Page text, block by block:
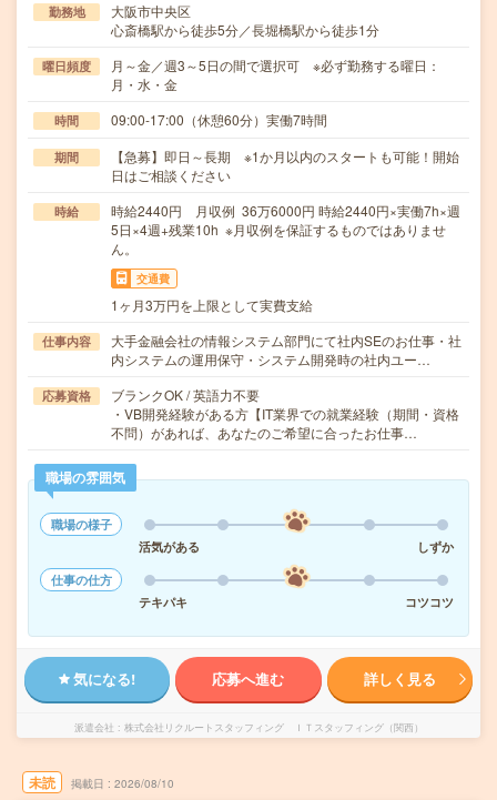
勤務地
大阪市中央区
心斎橋駅から徒歩5分／長堀橋駅から徒歩1分
曜日頻度
月～金／週3～5日の間で選択可 ※必ず勤務する曜日：
月・水・金
時間 09:00-17:00（休憩60分）実働7時間
期間
【急募】即日～長期 ※1か月以内のスタートも可能！開始
日はご相談ください
時給
時給2440円 月収例 36万6000円 時給2440円×実働7h×週
5日×4週+残業10h ※月収例を保証するものではありませ
ん。
交通費
1ヶ月3万円を上限として実費支給
仕事内容
大手金融会社の情報システム部門にて社内SEのお仕事・社
内システムの運用保守・システム開発時の社内ユー…
応募資格
ブランクOK / 英語力不要
・VB開発経験がある方【IT業界での就業経験（期間・資格
不問）があれば、あなたのご希望に合ったお仕事…
職場の雰囲気
職場の様子
活気がある
しずか
仕事の仕方
テキパキ
コツコツ
気になる! 応募へ進む 詳しく見る
派遣会社 株式会社リクルートスタッフィング ＩＴスタッフィング（関西）
未読 掲載日 2026/08/10